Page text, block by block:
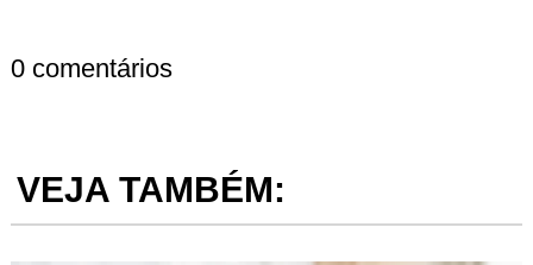
0 comentários
VEJA TAMBÉM: